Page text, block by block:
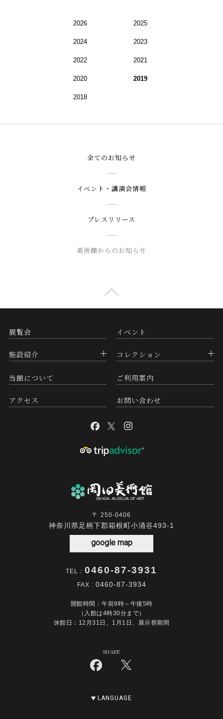
2026 2025
2024 2023
2022 2021
2020 2019
2018
全てのお知らせ
イベント・講演会情報
プレスリリース
美術館からのお知らせ
展覧会
施設紹介
当館について
アクセス
イベント
コレクション
ご利用案内
お問い合わせ
〒 250-0406
神奈川県足柄下郡箱根町小涌谷493-1
google map
TEL： 0460-87-3931
FAX : 0460-87-3934
開館時間：午前9時～午後5時
（入館は4時30分まで）
休館日：12月31日、1月1日、展示替期間
SHARE
LANGUAGE